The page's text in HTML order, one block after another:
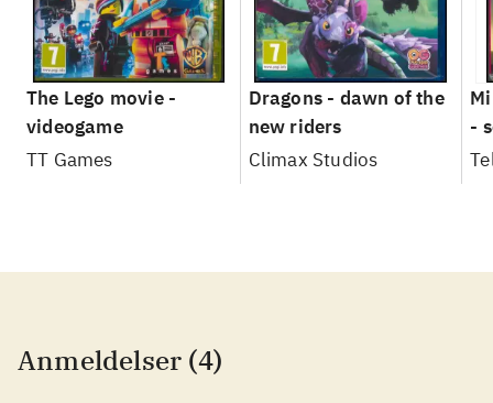
The Lego movie -
videogame
TT Games
Dragons - dawn of the
new riders
Climax Studios
-
Anmeldelser (4)